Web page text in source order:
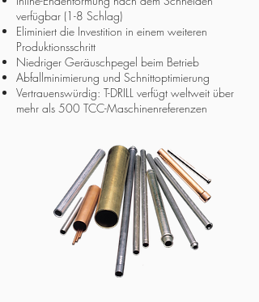
verfügbar (1-8 Schlag)
Eliminiert die Investition in einem weiteren
Produktionsschritt
Niedriger Geräuschpegel beim Betrieb
Abfallminimierung und Schnittoptimierung
Vertrauenswürdig: T-DRILL verfügt weltweit über
mehr als 500 TCC-Maschinenreferenzen